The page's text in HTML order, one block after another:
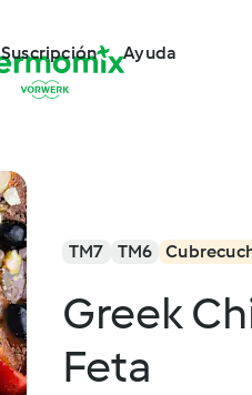
Suscripción Ayuda
TM7 TM6
Greek
Feta